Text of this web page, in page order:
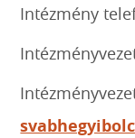
Intézmény